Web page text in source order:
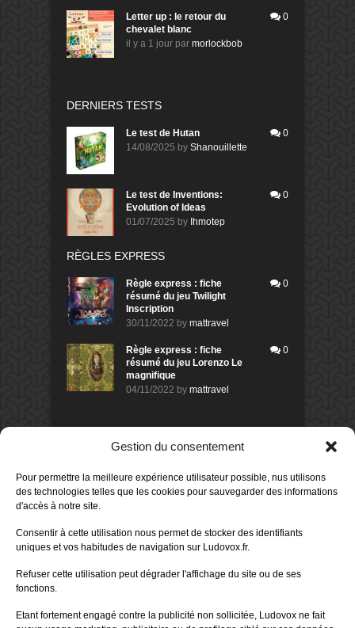
Gestion du consentement
Pour permettre la meilleure expérience utilisateur possible, nus utilisons
des technologies telles que les cookies pour sauvegarder des informations
d'accès à notre site.
Consentir à cette utilisation nous permet de stocker des identifiants
uniques et vos habitudes de navigation sur Ludovox.fr.
Refuser cette utilisation peut dégrader l'affichage du site ou de ses
fonctions.
Etant fortement engagé contre la publicité non sollicitée, Ludovox ne fait
Letter up : le retour du
chevalet blanc
il y a 1 jour par morlockbob
0
DERNIERS TESTS
Le test de Hutan
14/08/2025 by Shanouillette
0
Le test de Inventions:
Evolution of Ideas
01/07/2025 by Ihmotep
0
RÈGLES EXPRESS
Règle express : fiche
résumé du jeu Twilight
Inscription
30/11/2022 by mattravel
0
Règle express : fiche
résumé du jeu Lorenzo Le
magnifique
04/11/2022 by mattravel
0
DERNIERS AVIS DES MEMBRES
Avis de
Sur le jeu Collect!
il y a 10 heures
Avis demorlockbob
Sur le jeu Detective Box - Ciao
Publié leil y a 1 jour
80%
Sur le jeu Detective Box - Ciao